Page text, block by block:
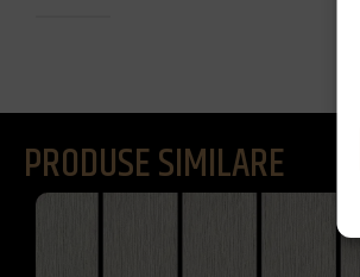
PRODUSE SIMILARE